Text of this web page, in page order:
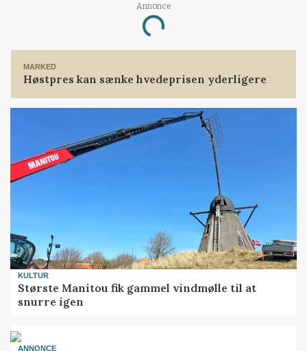
Annonce
Loading...
MARKED
Høstpres kan sænke hvedeprisen yderligere
KULTUR
Største Manitou fik gammel vindmølle til at
snurre igen
ANNONCE